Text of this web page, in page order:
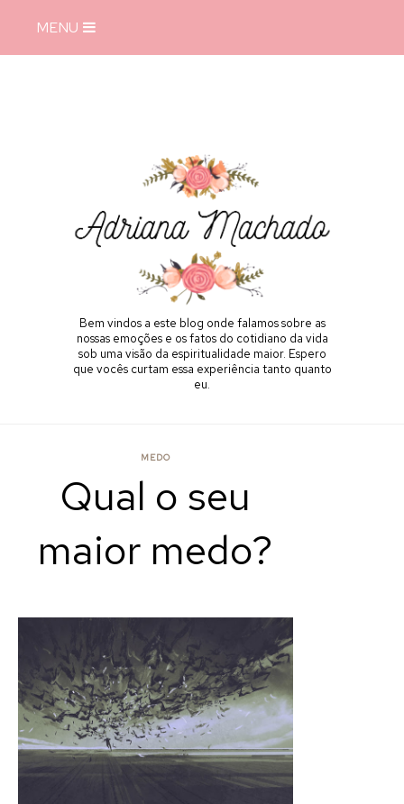
MENU
Bem vindos a este blog onde falamos sobre as
nossas emoções e os fatos do cotidiano da vida
sob uma visão da espiritualidade maior. Espero
que vocês curtam essa experiência tanto quanto
eu.
MEDO
Qual o seu
maior medo?